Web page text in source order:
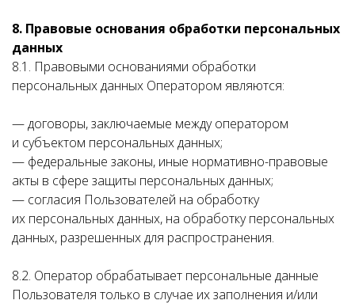
8. Правовые основания обработки персональных
данных
8.1. Правовыми основаниями обработки
персональных данных Оператором являются:
— договоры, заключаемые между оператором
и субъектом персональных данных;
— федеральные законы, иные нормативно-правовые
акты в сфере защиты персональных данных;
— согласия Пользователей на обработку
их персональных данных, на обработку персональных
данных, разрешенных для распространения.
8.2. Оператор обрабатывает персональные данные
Пользователя только в случае их заполнения и/или